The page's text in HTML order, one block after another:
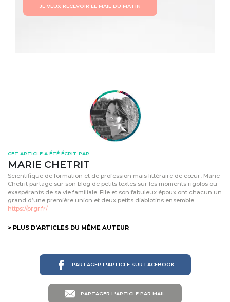
JE VEUX RECEVOIR LE MAIL DU MATIN
CET ARTICLE A ÉTÉ ÉCRIT PAR :
MARIE CHETRIT
Scientifique de formation et de profession mais littéraire de cœur, Marie
Chetrit partage sur son blog de petits textes sur les moments rigolos ou
exaspérants de sa vie familiale. Elle et son fabuleux époux ont chacun un
grand d’une première union et deux petits diablotins ensemble.
https://prgr.fr/
> PLUS D'ARTICLES DU MÊME AUTEUR
PARTAGER L'ARTICLE SUR FACEBOOK
PARTAGER L'ARTICLE PAR MAIL